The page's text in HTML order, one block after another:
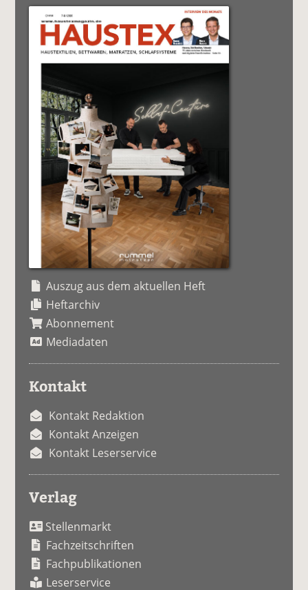
Auszug aus dem aktuellen Heft
Heftarchiv
Abonnement
Mediadaten
Kontakt
Kontakt Redaktion
Kontakt Anzeigen
Kontakt Leserservice
Verlag
Stellenmarkt
Fachzeitschriften
Fachpublikationen
Leserservice